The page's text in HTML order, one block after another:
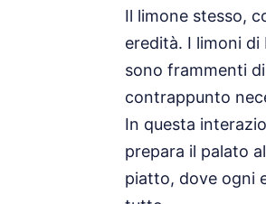
Il limone stesso,
eredità. I limoni
sono frammenti
contrappunto
In questa
prepara il palato
piatto, dove ogni